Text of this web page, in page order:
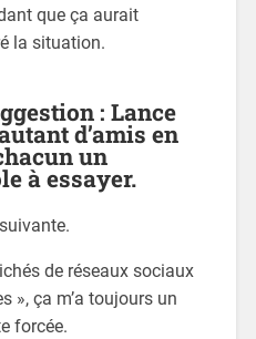
que ça aurait
la situation.
: Lance
d’amis en
un
à essayer.
de réseaux sociaux
», ça m’a toujours un
forcée.